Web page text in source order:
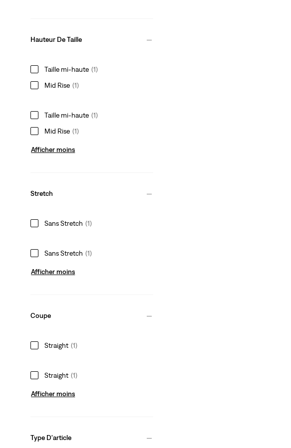
Hauteur De Taille
Taille mi‑haute (1)
Mid Rise (1)
Taille mi‑haute (1)
Mid Rise (1)
Afficher moins
Stretch
Sans Stretch (1)
Sans Stretch (1)
Afficher moins
Coupe
Straight (1)
Straight (1)
Afficher moins
Type D'article